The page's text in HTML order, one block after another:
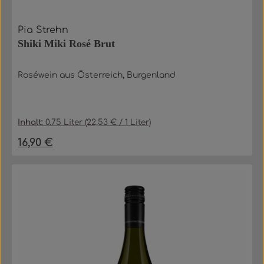
Pia Strehn
Shiki Miki Rosé Brut
Roséwein aus Österreich, Burgenland
Inhalt:0.75 Liter (22,53 € / 1 Liter)
Regulärer Preis:
16,90 €